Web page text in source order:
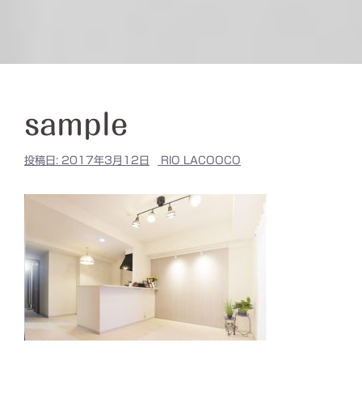
sample
投稿日: 2017年3月12日 RIO LACOOCO